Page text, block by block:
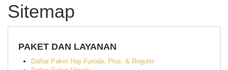
Sitemap
PAKET DAN LAYANAN
Daftar Paket Haji Furoda, Plus, & Reguler